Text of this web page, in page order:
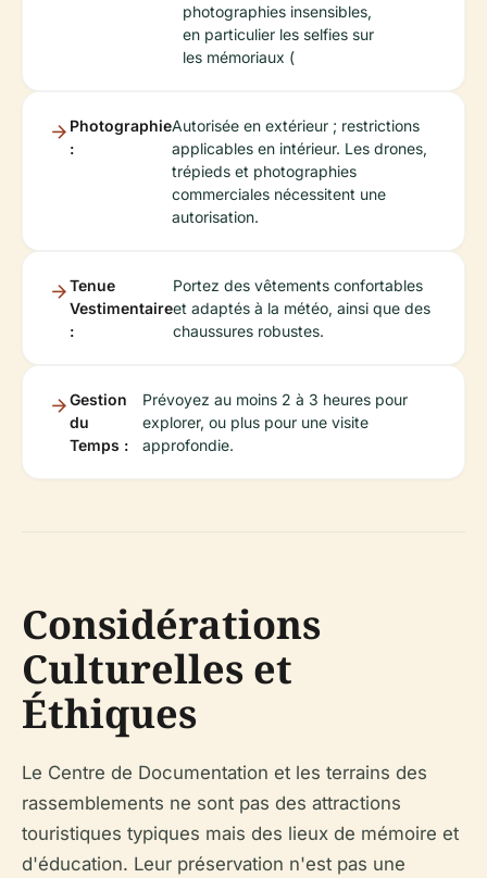
photographies insensibles,
en particulier les selfies sur
les mémoriaux (
Photographie
:
Autorisée en extérieur ; restrictions
applicables en intérieur. Les drones,
trépieds et photographies
commerciales nécessitent une
autorisation.
Tenue
Vestimentaire
:
Portez des vêtements confortables
et adaptés à la météo, ainsi que des
chaussures robustes.
Gestion
du
Temps :
Prévoyez au moins 2 à 3 heures pour
explorer, ou plus pour une visite
approfondie.
Considérations
Culturelles et
Éthiques
Le Centre de Documentation et les terrains des
rassemblements ne sont pas des attractions
touristiques typiques mais des lieux de mémoire et
d'éducation. Leur préservation n'est pas une